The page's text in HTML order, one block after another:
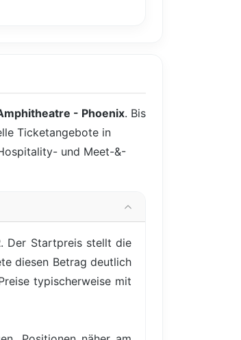
- Phoenix. Bis
Ticketangebote in
und Meet-&-
Der Startpreis stellt die
diesen Betrag deutlich
typischerweise mit